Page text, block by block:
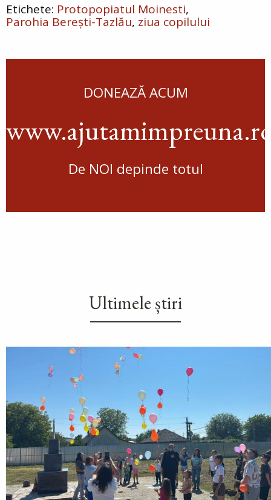
Protopopiatul Moinesti
Parohia Berești-Tazlău ziua copilului
DONEAZĂ ACUM
De NOI depinde totul
Ultimele știri